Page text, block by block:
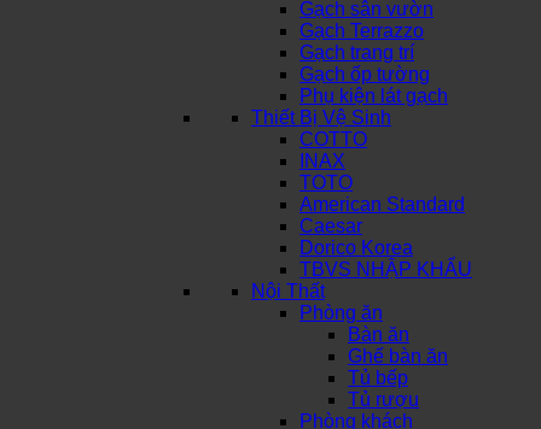
Gạch sân vườn
Gạch Terrazzo
Gạch trang trí
Gạch ốp tường
Phụ kiện lát gạch
Thiết Bị Vệ Sinh
COTTO
INAX
TOTO
American Standard
Caesar
Dorico Korea
TBVS NHẬP KHẨU
Nội Thất
Phòng ăn
Bàn ăn
Ghế bàn ăn
Tủ bếp
Tủ rượu
Phòng khách